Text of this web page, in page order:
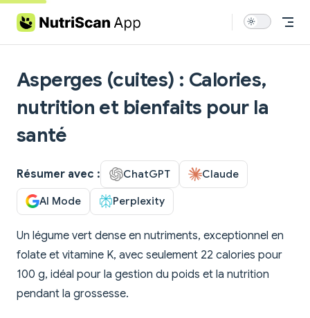
Skip to content
Asperges (cuites) : Calories,
nutrition et bienfaits pour la
santé
Résumer avec : ChatGPT Claude
AI Mode Perplexity
Un légume vert dense en nutriments, exceptionnel en
folate et vitamine K, avec seulement 22 calories pour
100 g, idéal pour la gestion du poids et la nutrition
pendant la grossesse.